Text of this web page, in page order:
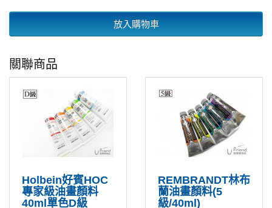
放入購物車
關聯商品
Holbein好賓HOC
專家級油畫顏料
40ml單色D級
REMBRANDT林布
蘭油畫顏料(5
級/40ml)